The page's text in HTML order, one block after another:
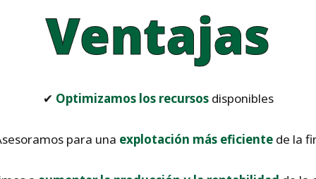
Ventajas
✔ Optimizamos los recursosdisponibles
para una explotación más eficientede la